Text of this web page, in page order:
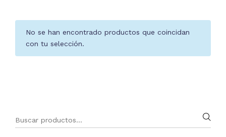
No se han encontrado productos que coincidan
con tu selección.